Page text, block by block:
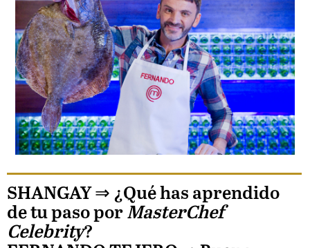
SHANGAY ⇒ ¿Qué has aprendido
de tu paso por MasterChef
Celebrity?